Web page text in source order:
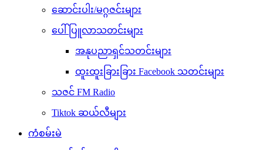
ဆောင်းပါး/မဂ္ဂဇင်းများ
ပေါ်ပြူလာသတင်းများ
အနုပညာရှင်သတင်းများ
ထူးထူးခြားခြား Facebook သတင်းများ
သဇင် FM Radio
Tiktok ဆယ်လီများ
ကံစမ်းမဲ